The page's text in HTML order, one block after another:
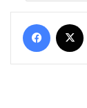
Facebook